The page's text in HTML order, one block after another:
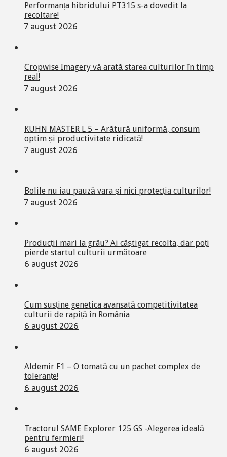
Performanța hibridului PT315 s-a dovedit la
recoltare!
7 august 2026
Cropwise Imagery vă arată starea culturilor în timp
real!
7 august 2026
KUHN MASTER L 5 – Arătură uniformă, consum
optim și productivitate ridicată!
7 august 2026
Bolile nu iau pauză vara și nici protecția culturilor!
7 august 2026
Producții mari la grâu? Ai câștigat recolta, dar poți
pierde startul culturii următoare
6 august 2026
Cum susține genetica avansată competitivitatea
culturii de rapiță în România
6 august 2026
Aldemir F1 – O tomată cu un pachet complex de
toleranțe!
6 august 2026
Tractorul SAME Explorer 125 GS -Alegerea ideală
pentru fermieri!
6 august 2026